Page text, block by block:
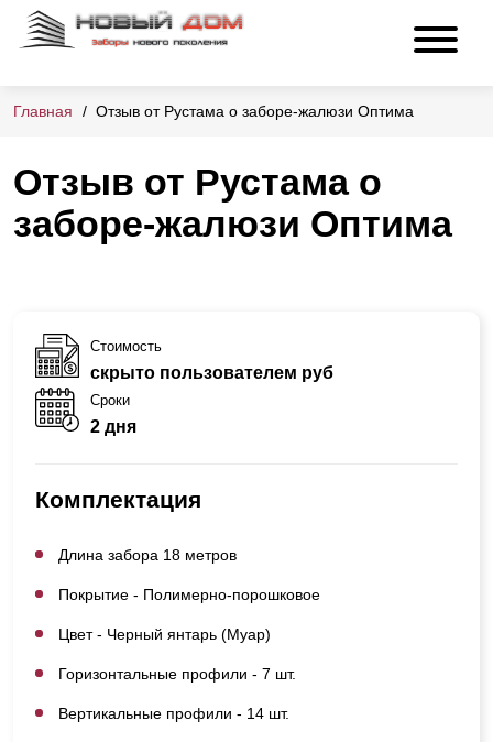
Главная Отзыв от Рустама о заборе-жалюзи Оптима
Отзыв от Рустама о
заборе-жалюзи Оптима
Стоимость
скрыто пользователем руб
Сроки
2 дня
Комплектация
Длина забора 18 метров
Покрытие - Полимерно-порошковое
Цвет - Черный янтарь (Муар)
Горизонтальные профили - 7 шт.
Вертикальные профили - 14 шт.